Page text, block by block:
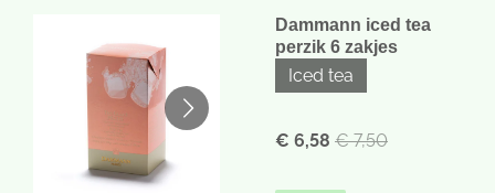
Dammann iced tea
perzik 6 zakjes
Iced tea
€ 6,58 € 7,50